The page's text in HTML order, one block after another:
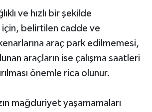
ve hızlı bir şekilde
belirtilen cadde ve
araç park edilmemesi,
araçların ise çalışma saatleri
önemle rica olunur.
mağduriyet yaşamamaları